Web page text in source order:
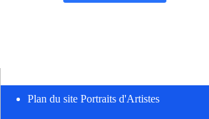
Plan du site Portraits d'Artistes